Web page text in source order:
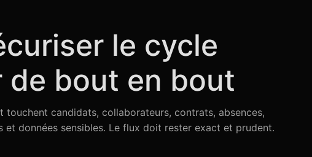
le cycle
bout en bout
touchent candidats, collaborateurs, contrats, absences,
données sensibles. Le flux doit rester exact et prudent.